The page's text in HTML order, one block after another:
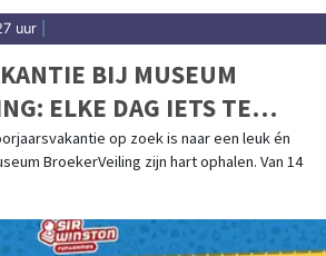
uur
BIJ MUSEUM
ELKE DAG IETS TE
op zoek is naar een leuk én
BroekerVeiling zijn hart ophalen. Van 14